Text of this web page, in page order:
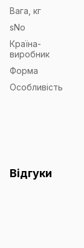
Вага, кг
sNo
Країна-
виробник
Форма
Особливість
Відгуки